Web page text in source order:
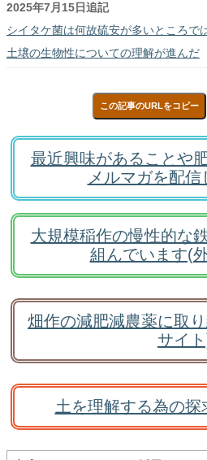
2025年7月15日追記
シイタケ菌は何故硫安が多いところで
土壌の生物性についての理解が進んだ
この記事のURLをコピー
最近興味があることや
メルマガを配信
大規模稲作の慢性的な
組んでいます(
畑作の減肥減農薬に取
サイ
土を理解する為の探